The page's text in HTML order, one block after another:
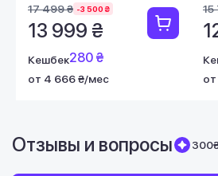
17 499 ₴ -3 500 ₴
13 999 ₴
Кешбек280 ₴
от 4 666 ₴/мес
15
Отзывы и вопросы